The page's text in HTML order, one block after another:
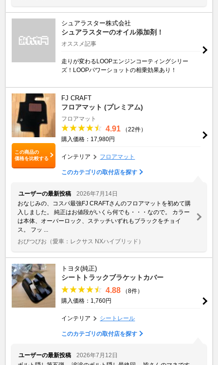
シュアラスター株式会社
シュアラスターのオイル添加剤！
オススメ記事
走りが変わるLOOPエンジンコーティングシリー
ズ！LOOPパワーショットの相乗効果あり！
この商品の
価格を比較する
FJ CRAFT
フロアマット (プレミアム)
フロアマット
4.91
（22件）
購入価格：17,980円
インテリア フロアマット
このカテゴリの取付店を探す
ユーザーの最新投稿
2026年7月14日
おなじみの、コスパ最強FJ CRAFTさんのフロアマットを初めて購
入しました。 純正はお値段がいくら何でも・・・なので。 カラー
は本体、オーバーロック、ステッチいずれもブラックをチョイ
ス。 フッ ...
おぴつぴお （愛車：レクサス NXハイブリッド）
トヨタ(純正)
シートトラックブラケットカバー
4.88
（8件）
購入価格：1,760円
インテリア シートレール
このカテゴリの取付店を探す
ユーザーの最新投稿
2026年7月12日